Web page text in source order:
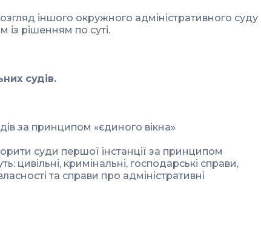
іншого окружного адміністративного суду
рішенням по суті.
судів.
за принципом «єдиного вікна»
суди першої інстанції за принципом
цивільні, кримінальні, господарські справи,
та справи про адміністративні